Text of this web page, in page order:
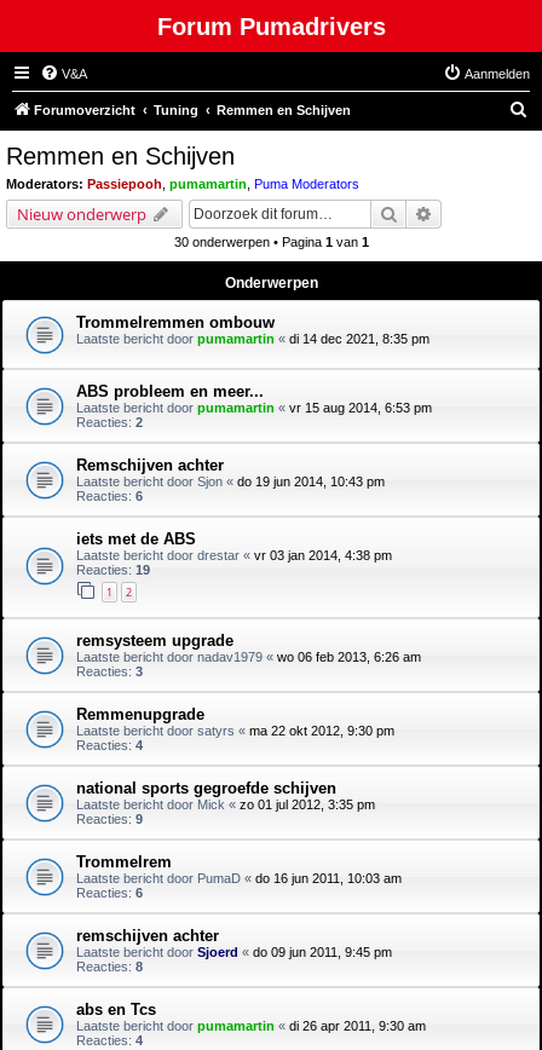
Forum Pumadrivers
V&A Aanmelden
Forumoverzicht Tuning Remmen en Schijven
Remmen en Schijven
Moderators: Passiepooh pumamartin Puma Moderators
Nieuw onderwerp Zoek
30 onderwerpen • Pagina 1van 1
Onderwerpen
Trommelremmen ombouw
Laatste bericht door pumamartin « di 14 dec 2021, 8:35 pm
ABS probleem en meer...
Laatste bericht door pumamartin « vr 15 aug 2014, 6:53 pm
Reacties: 2
Remschijven achter
Laatste bericht door Sjon « do 19 jun 2014, 10:43 pm
Reacties: 6
iets met de ABS
Laatste bericht door drestar « vr 03 jan 2014, 4:38 pm
Reacties: 19
1 2
remsysteem upgrade
Laatste bericht door nadav1979 « wo 06 feb 2013, 6:26 am
Reacties: 3
Remmenupgrade
Laatste bericht door satyrs « ma 22 okt 2012, 9:30 pm
Reacties: 4
national sports gegroefde schijven
Laatste bericht door Mick « zo 01 jul 2012, 3:35 pm
Reacties: 9
Trommelrem
Laatste bericht door PumaD « do 16 jun 2011, 10:03 am
Reacties: 6
remschijven achter
Laatste bericht door Sjoerd « do 09 jun 2011, 9:45 pm
Reacties: 8
abs en Tcs
Laatste bericht door pumamartin « di 26 apr 2011, 9:30 am
Reacties: 4